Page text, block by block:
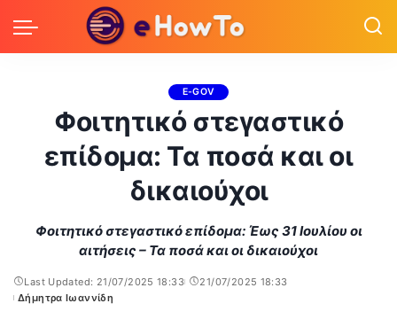
E-GOV
Φοιτητικό στεγαστικό
επίδομα: Τα ποσά και οι
δικαιούχοι
Φοιτητικό στεγαστικό επίδομα: Έως 31 Ιουλίου οι
αιτήσεις – Τα ποσά και οι δικαιούχοι
Last Updated: 21/07/2025 18:33
21/07/2025 18:33
Posted
Δήμητρα Ιωαννίδη